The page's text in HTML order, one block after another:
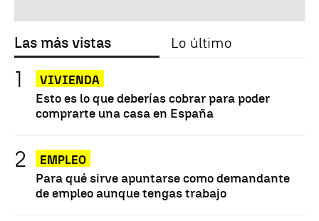
Las más vistas Lo último
VIVIENDA
Esto es lo que deberías cobrar para poder
comprarte una casa en España
EMPLEO
Para qué sirve apuntarse como demandante
de empleo aunque tengas trabajo